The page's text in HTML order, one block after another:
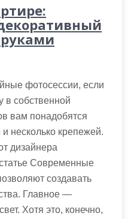
фотосессии, если
в собственной
вам понадобятся
несколько крепежей.
дизайнера
Современные
создавать
Главное —
Хотя это, конечно,